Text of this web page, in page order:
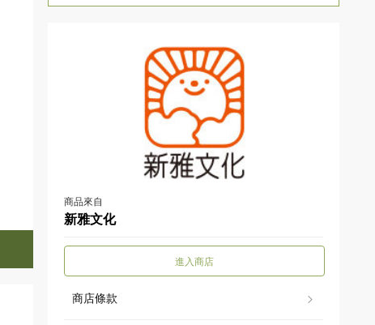
商品來自
新雅文化
進入商店
商店條款